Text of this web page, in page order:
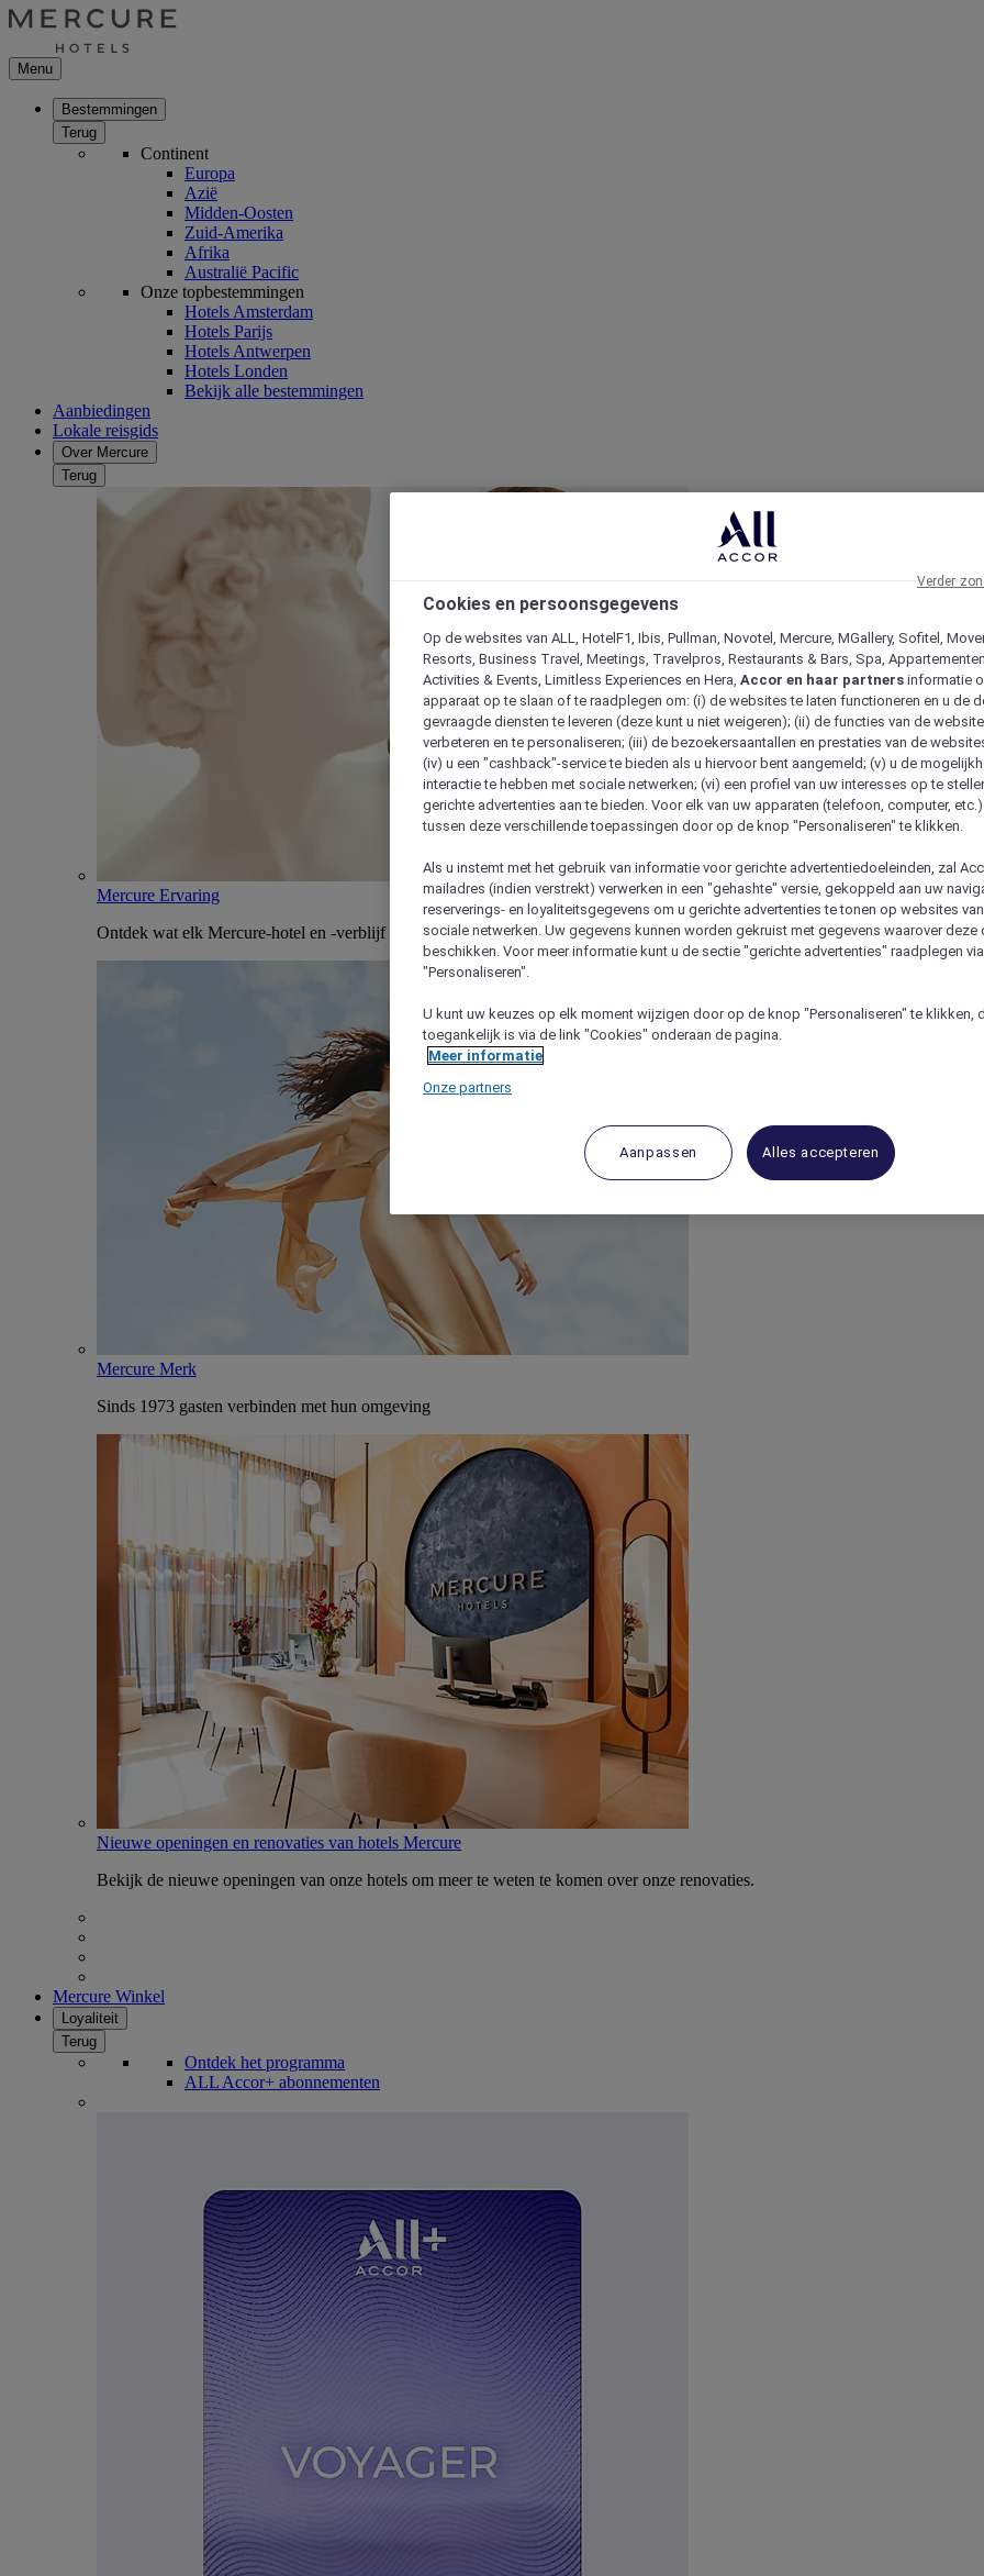
Menu
Bestemmingen
Terug
Continent
Europa
Azië
Midden-Oosten
Zuid-Amerika
Afrika
Australië Pacific
Onze topbestemmingen
Hotels Amsterdam
Hotels Parijs
Hotels Antwerpen
Hotels Londen
Bekijk alle bestemmingen
Aanbiedingen
Lokale reisgids
Over Mercure
Terug
Mercure Ervaring
Ontdek wat elk Mercure-hotel en -verblijf uniek maakt
Mercure Merk
Sinds 1973 gasten verbinden met hun omgeving
Nieuwe openingen en renovaties van hotels Mercure
Bekijk de nieuwe openingen van onze hotels om meer te weten te komen over onze renovaties.
Mercure Winkel
Loyaliteit
Terug
Ontdek het programma
ALL Accor+ abonnementen
Cookies en persoonsgegevens
Op de websites van ALL, HotelF1, Ibis, Pullman, Novotel, Mercure, MGallery, Sofitel,
Resorts, Business Travel, Meetings, Travelpros, Restaurants & Bars, Spa,
Activities & Events, Limitless Experiences en Hera, Accor en haar partners informatie
apparaat op te slaan of te raadplegen om: (i) de websites te laten functioneren en u de
gevraagde diensten te leveren (deze kunt u niet weigeren); (ii) de functies van de
verbeteren en te personaliseren; (iii) de bezoekersaantallen en prestaties van de
(iv) u een "cashback"-service te bieden als u hiervoor bent aangemeld; (v) u de
interactie te hebben met sociale netwerken; (vi) een profiel van uw interesses op te
gerichte advertenties aan te bieden. Voor elk van uw apparaten (telefoon, computer,
tussen deze verschillende toepassingen door op de knop "Personaliseren" te klikken.
Als u instemt met het gebruik van informatie voor gerichte advertentiedoeleinden, zal
mailadres (indien verstrekt) verwerken in een "gehashte" versie, gekoppeld aan uw
reserverings- en loyaliteitsgegevens om u gerichte advertenties te tonen op websites
sociale netwerken. Uw gegevens kunnen worden gekruist met gegevens waarover deze
beschikken. Voor meer informatie kunt u de sectie "gerichte advertenties" raadplegen
"Personaliseren".
U kunt uw keuzes op elk moment wijzigen door op de knop "Personaliseren" te klikken,
toegankelijk is via de link "Cookies" onderaan de pagina.
Meer informatie
Onze partners
Aanpassen Alles accepteren
Verder